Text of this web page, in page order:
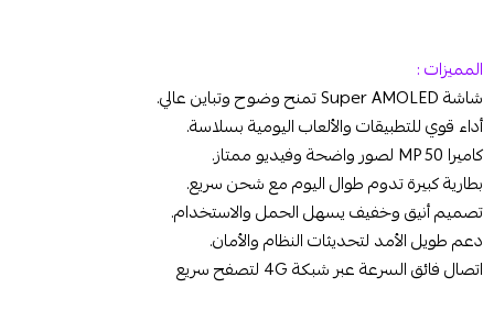
المميزات :
شاشة Super AMOLED تمنح وضوح وتباين عالي.
أداء قوي للتطبيقات والألعاب اليومية بسلاسة.
كاميرا 50 MP لصور واضحة وفيديو ممتاز.
بطارية كبيرة تدوم طوال اليوم مع شحن سريع.
تصميم أنيق وخفيف يسهل الحمل والاستخدام.
دعم طويل الأمد لتحديثات النظام والأمان.
اتصال فائق السرعة عبر شبكة 4G لتصفح سريع